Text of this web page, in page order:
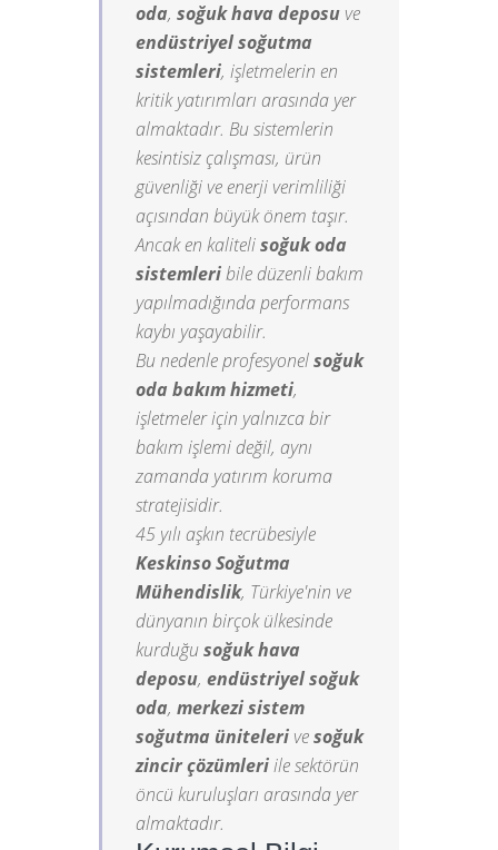
oda, soğuk hava deposu ve
endüstriyel soğutma
sistemleri, işletmelerin en
kritik yatırımları arasında yer
almaktadır. Bu sistemlerin
kesintisiz çalışması, ürün
güvenliği ve enerji verimliliği
açısından büyük önem taşır.
Ancak en kalitelisoğuk oda
sistemleribile düzenli bakım
yapılmadığında performans
kaybı yaşayabilir.
Bu nedenle profesyonelsoğuk
oda bakım hizmeti,
işletmeler için yalnızca bir
bakım işlemi değil, aynı
zamanda yatırım koruma
stratejisidir.
45 yılı aşkın tecrübesiyle
Keskinso Soğutma
Mühendislik, Türkiye'nin ve
dünyanın birçok ülkesinde
kurduğusoğuk hava
deposu, endüstriyel soğuk
oda, merkezi sistem
soğutma üniteleri vesoğuk
zincir çözümleriile sektörün
öncü kuruluşları arasında yer
almaktadır.